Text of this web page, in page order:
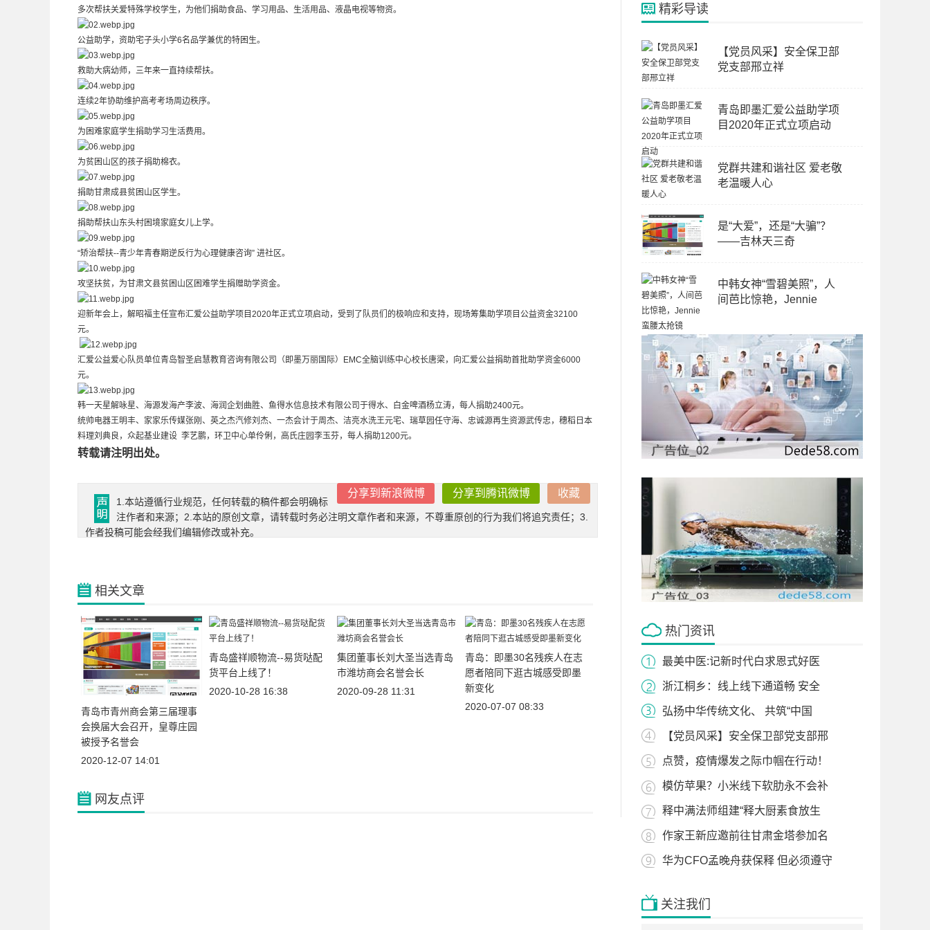
多次帮扶关爱特殊学校学生，为他们捐助食品、学习用品、生活用品、液晶电视等物资。
公益助学，资助宅子头小学6名品学兼优的特困生。
救助大病幼师，三年来一直持续帮扶。
连续2年协助维护高考考场周边秩序。
为困难家庭学生捐助学习生活费用。
为贫困山区的孩子捐助棉衣。
捐助甘肃成县贫困山区学生。
捐助帮扶山东头村困境家庭女儿上学。
“矫治帮扶--青少年青春期逆反行为心理健康咨询” 进社区。
攻坚扶贫，为甘肃文县贫困山区困难学生捐赠助学资金。
迎新年会上，解昭福主任宣布汇爱公益助学项目2020年正式立项启动，受到了队员们的极响应和支持，现场筹集助学项目公益资金32100
元。
汇爱公益爱心队员单位青岛智圣启慧教育咨询有限公司（即墨万丽国际）EMC全脑训练中心校长唐梁，向汇爱公益捐助首批助学资金6000
元。
韩一天星解咏星、海源发海产李波、海润企划曲胜、鱼得水信息技术有限公司于得水、白金啤酒杨立涛，每人捐助2400元。
统帅电器王明丰、家家乐传媒张刚、英之杰汽修刘杰、一杰会计于周杰、洁亮水洗王元宅、瑞草园任守海、忠诚源再生资源武传忠，穗稻日本
料理刘典良，众起基业建设 李艺鹏，环卫中心单伶俐，高氏庄园李玉芬，每人捐助1200元。
转载请注明出处。
分享到新浪微博 分享到腾讯微博 收藏
1.本站遵循行业规范，任何转载的稿件都会明确标
注作者和来源；2.本站的原创文章，请转载时务必注明文章作者和来源，不尊重原创的行为我们将追究责任；3.
作者投稿可能会经我们编辑修改或补充。
相关文章
青岛市青州商会第三届理事
会换届大会召开，皇尊庄园
被授予名誉会
2020-12-07 14:01
青岛盛祥顺物流--易货哒配
货平台上线了！
2020-10-28 16:38
集团董事长刘大圣当选青岛
市潍坊商会名誉会长
2020-09-28 11:31
青岛：即墨30名残疾人在志
愿者陪同下逛古城感受即墨
新变化
2020-07-07 08:33
网友点评
精彩导读
【党员风采】安全保卫部
党支部邢立祥
青岛即墨汇爱公益助学项
目2020年正式立项启动
党群共建和谐社区 爱老敬
老温暖人心
是“大爱”，还是“大骗”？
——吉林天三奇
中韩女神“雪碧美照”，人
间芭比惊艳，Jennie
热门资讯
最美中医:记新时代白求恩式好医
浙江桐乡：线上线下通道畅 安全
弘扬中华传统文化、 共筑“中国
【党员风采】安全保卫部党支部邢
点赞，疫情爆发之际巾帼在行动！
模仿苹果？小米线下软肋永不会补
释中满法师组建“释大厨素食放生
作家王新应邀前往甘肃金塔参加名
华为CFO孟晚舟获保释 但必须遵守
关注我们